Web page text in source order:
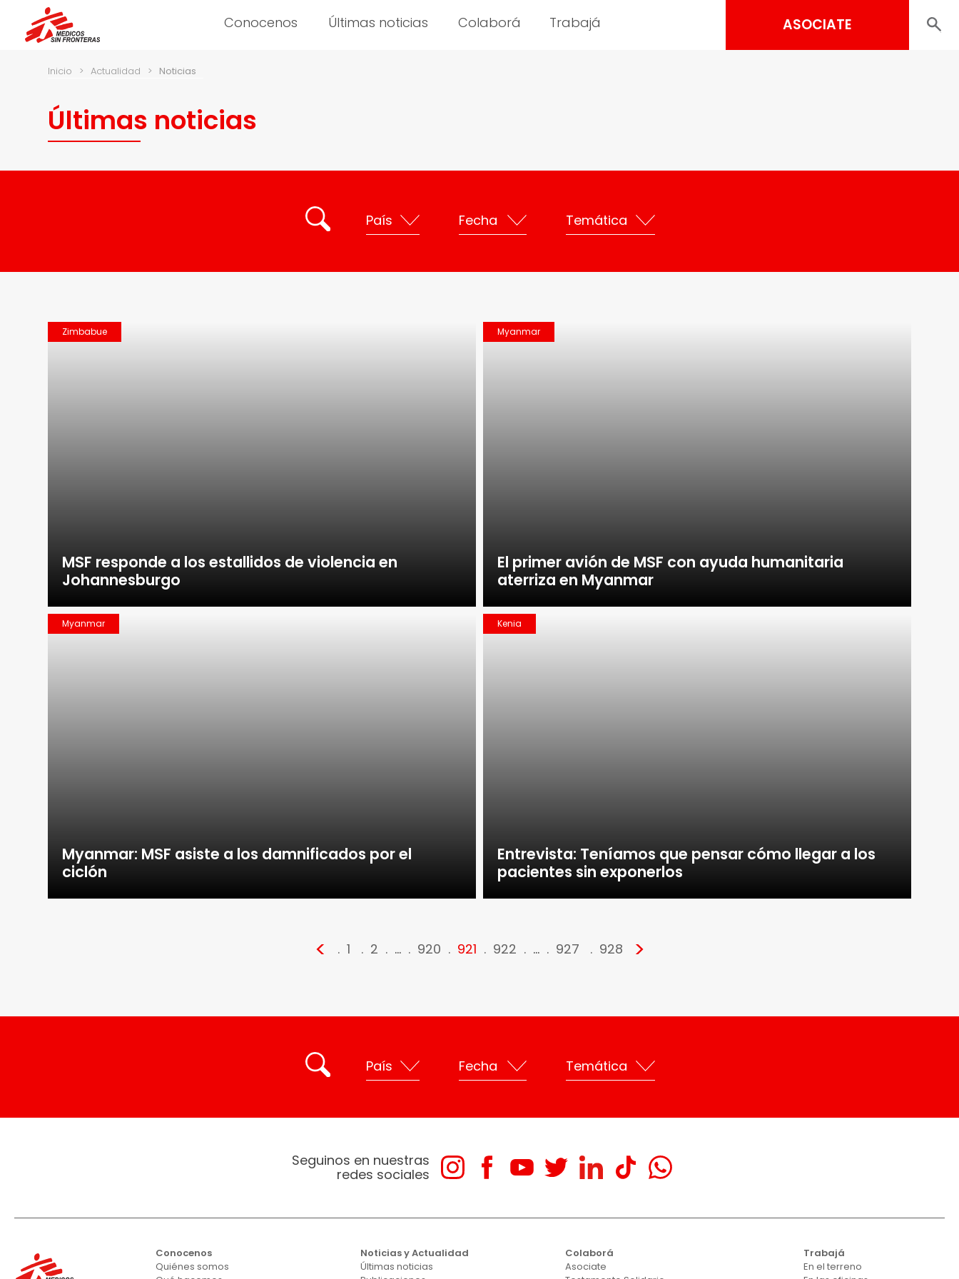
Conocenos Últimas noticias Colaborá Trabajá ASOCIATE
Inicio > Actualidad > Noticias
Últimas noticias
Zimbabue
MSF responde a los estallidos de violencia en
Johannesburgo
Myanmar
El primer avión de MSF con ayuda humanitaria
aterriza en Myanmar
Myanmar
Myanmar: MSF asiste a los damnificados por el
ciclón
Kenia
Entrevista: Teníamos que pensar cómo llegar a los
pacientes sin exponerlos
< 1 2 … 920 921 922 … 927 928 >
Seguinos en nuestras
redes sociales
Conocenos
Quiénes somos
Noticias y Actualidad
Últimas noticias
Colaborá
Asociate
Trabajá
En el terreno